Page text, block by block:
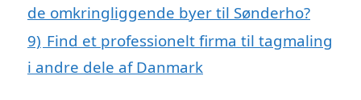
de omkringliggende byer til Sønderho?
9) Find et professionelt firma til tagmaling
i andre dele af Danmark